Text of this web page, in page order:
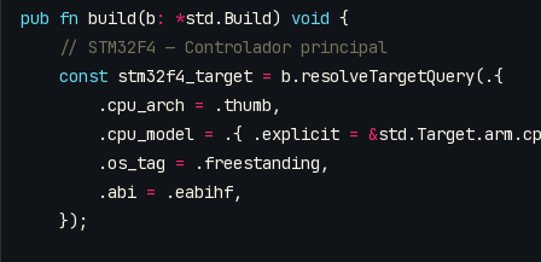
pub fn build(b : *std . Build) void {
const stm32f4_target = b . resolveTargetQuery(.{
.cpu_arch = . thumb ,
.cpu_model = .{ .explicit = &std . Target.arm .
.os_tag = . freestanding ,
.abi = .eabihf,
});